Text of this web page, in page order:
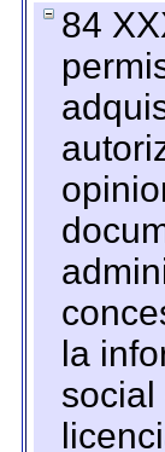
84
la
social